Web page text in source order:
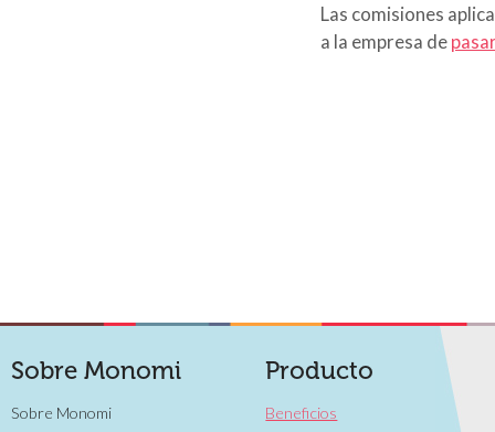
Las comisiones
a la empresa de
Sobre Monomi
Sobre Monomi
Producto
Beneficios